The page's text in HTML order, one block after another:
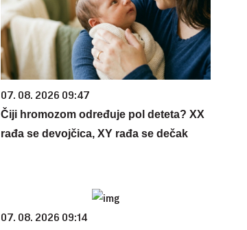
07. 08. 2026 09:47
Čiji hromozom određuje pol deteta? XX
rađa se devojčica, XY rađa se dečak
07. 08. 2026 09:14